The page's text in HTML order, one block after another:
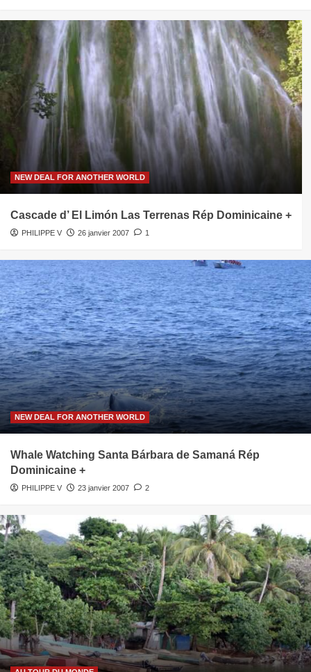
NEW DEAL FOR ANOTHER WORLD
Cascade d’ El Limón Las Terrenas Rép Dominicaine +
PHILIPPE V 26 janvier 2007 1
NEW DEAL FOR ANOTHER WORLD
Whale Watching Santa Bárbara de Samaná Rép
Dominicaine +
PHILIPPE V 23 janvier 2007 2